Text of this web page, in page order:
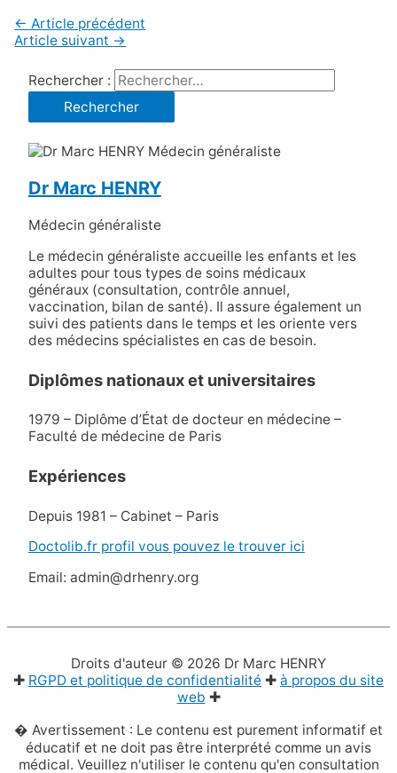
← Article précédent
Article suivant →
Rechercher :
Dr Marc HENRY
Médecin généraliste
Le médecin généraliste accueille les enfants et les
adultes pour tous types de soins médicaux
généraux (consultation, contrôle annuel,
vaccination, bilan de santé). Il assure également un
suivi des patients dans le temps et les oriente vers
des médecins spécialistes en cas de besoin.
Diplômes nationaux et universitaires
1979 – Diplôme d’État de docteur en médecine –
Faculté de médecine de Paris
Expériences
Depuis 1981 – Cabinet – Paris
Doctolib.fr profil vous pouvez le trouver ici
Email: admin@drhenry.org
Droits d'auteur © 2026 Dr Marc HENRY
✚ RGPD et politique de confidentialité ✚ à propos du site
web ✚
� Avertissement : Le contenu est purement informatif et
éducatif et ne doit pas être interprété comme un avis
médical. Veuillez n'utiliser le contenu qu'en consultation